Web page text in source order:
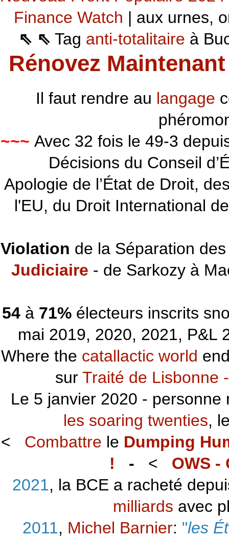
Finance Watch | aux urnes,
⇖ ⇖ Tag anti-totalitaire à
Rénovez
Il faut rendre au langage
~~~ Avec 32 fois le 49-3
Décisions du Conseil
Apologie de l’État de Droit,
l'EU, du Droit International
Violation de la Séparation
Judiciaire - de Sarkozy à
54à 71%électeurs inscrits
mai 2019, 2020, 2021, P&L
Where the catallactic world
sur Traité de Lisbonne
Le 5 janvier 2020 -
les soaring twenties,
< Combattre le Dumping
! - < OWS -
2021, la BCE a racheté
milliards avec
2011, Michel Barnier: "les